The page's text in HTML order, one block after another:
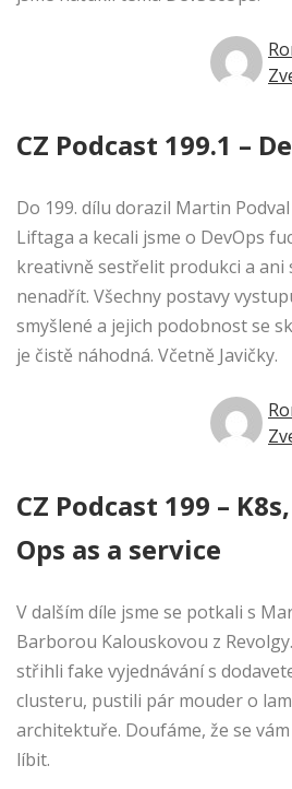
CZ Podcast 199.1 –
Do 199. dílu dorazil Martin
Liftaga a kecali jsme o DevOps
kreativně sestřelit produkci a ani
nenadřít. Všechny postavy
smyšlené a jejich podobnost se
je čistě náhodná. Včetně Javičky.
CZ Podcast 199 –
Ops as a service
V dalším díle jsme se potkali s
Barborou Kalouskovou z
střihli fake vyjednávání s
clusteru, pustili pár mouder o
architektuře. Doufáme, že se
líbit.